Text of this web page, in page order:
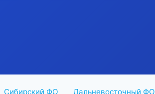
Сибирский ФО Дальневосточный ФО